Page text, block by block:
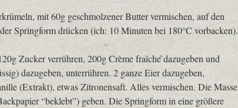
mit 60g geschmolzener Butter vermischen, auf den
Springform drücken (ich: 10 Minuten bei 180°C vorbacken).
Zucker verrühren, 200g Crème fraîche dazugeben und
dazugeben, unterrühren. 2 ganze Eier dazugeben,
(Extrakt), etwas Zitronensaft. Alles vermischen. Die Masse
“beklebt”) geben. Die Springform in eine größere